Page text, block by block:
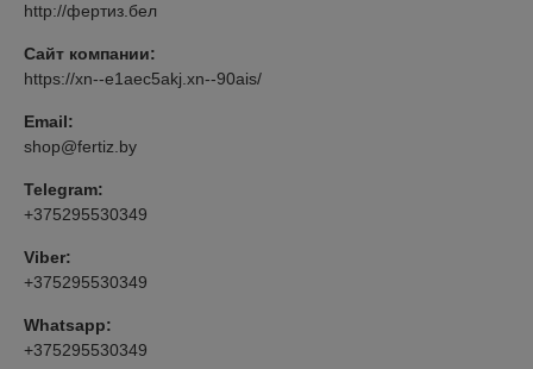
http://фертиз.бел
Сайт компании:
https://xn--e1aec5akj.xn--90ais/
Email:
shop@fertiz.by
Telegram:
+375295530349
Viber:
+375295530349
Whatsapp:
+375295530349